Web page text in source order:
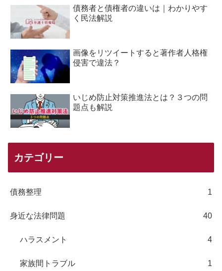
債務者と債権者の違いは｜わかりやす
く民法解説
画像をリツイートすると著作者人格権
侵害で違法？
いじめ防止対策推進法とは？３つの問
題点も解説
カテゴリー
債務整理 1
身近な法律問題 40
ハラスメント 4
家族間トラブル 1